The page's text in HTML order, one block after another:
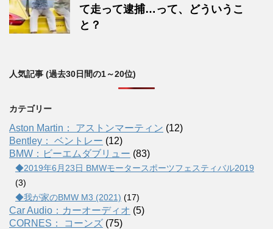
て走って逮捕…って、どういうこ
と？
人気記事 (過去30日間の1～20位)
カテゴリー
Aston Martin： アストンマーティン (12)
Bentley： ベントレー (12)
BMW：ビーエムダブリュー (83)
◆2019年6月23日 BMWモータースポーツフェスティバル2019
(3)
◆我が家のBMW M3 (2021) (17)
Car Audio：カーオーディオ (5)
CORNES： コーンズ (75)